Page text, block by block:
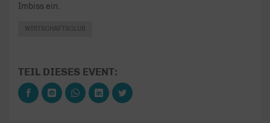
Imbiss ein.
WIRTSCHAFTSCLUB
TEIL DIESES EVENT: